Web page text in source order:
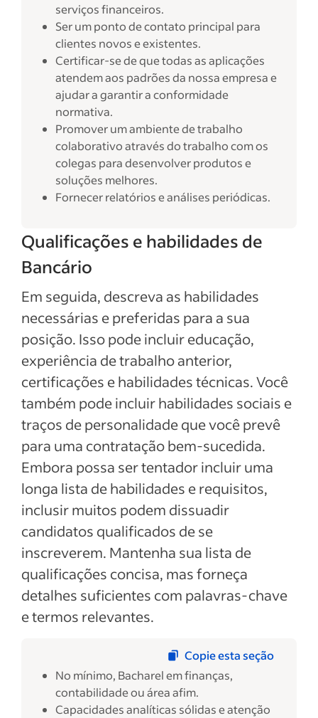
serviços financeiros.
Ser um ponto de contato principal para
clientes novos e existentes.
Certificar-se de que todas as aplicações
atendem aos padrões da nossa empresa e
ajudar a garantir a conformidade
normativa.
Promover um ambiente de trabalho
colaborativo através do trabalho com os
colegas para desenvolver produtos e
soluções melhores.
Fornecer relatórios e análises periódicas.
Qualificações e habilidades de
Bancário
Em seguida, descreva as habilidades
necessárias e preferidas para a sua
posição. Isso pode incluir educação,
experiência de trabalho anterior,
certificações e habilidades técnicas. Você
também pode incluir habilidades sociais e
traços de personalidade que você prevê
para uma contratação bem-sucedida.
Embora possa ser tentador incluir uma
longa lista de habilidades e requisitos,
inclusir muitos podem dissuadir
candidatos qualificados de se
inscreverem. Mantenha sua lista de
qualificações concisa, mas forneça
detalhes suficientes com palavras-chave
e termos relevantes.
Copie esta seção
No mínimo, Bacharel em finanças,
contabilidade ou área afim.
Capacidades analíticas sólidas e atenção